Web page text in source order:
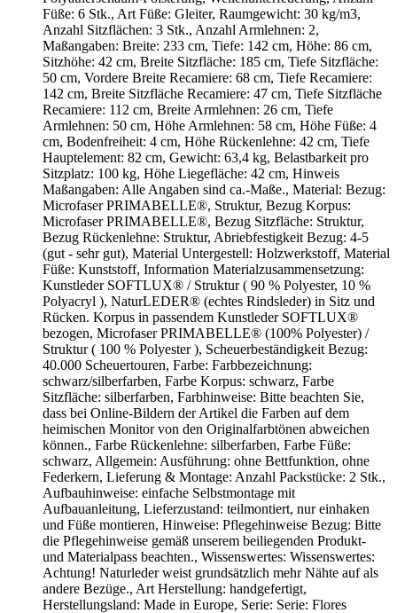
Füße: 6 Stk., Art Füße: Gleiter, Raumgewicht: 30 kg/m3,
Anzahl Sitzflächen: 3 Stk., Anzahl Armlehnen: 2,
Maßangaben: Breite: 233 cm, Tiefe: 142 cm, Höhe: 86 cm,
Sitzhöhe: 42 cm, Breite Sitzfläche: 185 cm, Tiefe Sitzfläche:
50 cm, Vordere Breite Recamiere: 68 cm, Tiefe Recamiere:
142 cm, Breite Sitzfläche Recamiere: 47 cm, Tiefe Sitzfläche
Recamiere: 112 cm, Breite Armlehnen: 26 cm, Tiefe
Armlehnen: 50 cm, Höhe Armlehnen: 58 cm, Höhe Füße: 4
cm, Bodenfreiheit: 4 cm, Höhe Rückenlehne: 42 cm, Tiefe
Hauptelement: 82 cm, Gewicht: 63,4 kg, Belastbarkeit pro
Sitzplatz: 100 kg, Höhe Liegefläche: 42 cm, Hinweis
Maßangaben: Alle Angaben sind ca.-Maße., Material: Bezug:
Microfaser PRIMABELLE®, Struktur, Bezug Korpus:
Microfaser PRIMABELLE®, Bezug Sitzfläche: Struktur,
Bezug Rückenlehne: Struktur, Abriebfestigkeit Bezug: 4-5
(gut - sehr gut), Material Untergestell: Holzwerkstoff, Material
Füße: Kunststoff, Information Materialzusammensetzung:
Kunstleder SOFTLUX® / Struktur ( 90 % Polyester, 10 %
Polyacryl ), NaturLEDER® (echtes Rindsleder) in Sitz und
Rücken. Korpus in passendem Kunstleder SOFTLUX®
bezogen, Microfaser PRIMABELLE® (100% Polyester) /
Struktur ( 100 % Polyester ), Scheuerbeständigkeit Bezug:
40.000 Scheuertouren, Farbe: Farbbezeichnung:
schwarz/silberfarben, Farbe Korpus: schwarz, Farbe
Sitzfläche: silberfarben, Farbhinweise: Bitte beachten Sie,
dass bei Online-Bildern der Artikel die Farben auf dem
heimischen Monitor von den Originalfarbtönen abweichen
können., Farbe Rückenlehne: silberfarben, Farbe Füße:
schwarz, Allgemein: Ausführung: ohne Bettfunktion, ohne
Federkern, Lieferung & Montage: Anzahl Packstücke: 2 Stk.,
Aufbauhinweise: einfache Selbstmontage mit
Aufbauanleitung, Lieferzustand: teilmontiert, nur einhaken
und Füße montieren, Hinweise: Pflegehinweise Bezug: Bitte
die Pflegehinweise gemäß unserem beiliegenden Produkt-
und Materialpass beachten., Wissenswertes: Wissenswertes:
Achtung! Naturleder weist grundsätzlich mehr Nähte auf als
andere Bezüge., Art Herstellung: handgefertigt,
Herstellungsland: Made in Europe, Serie: Serie: Flores